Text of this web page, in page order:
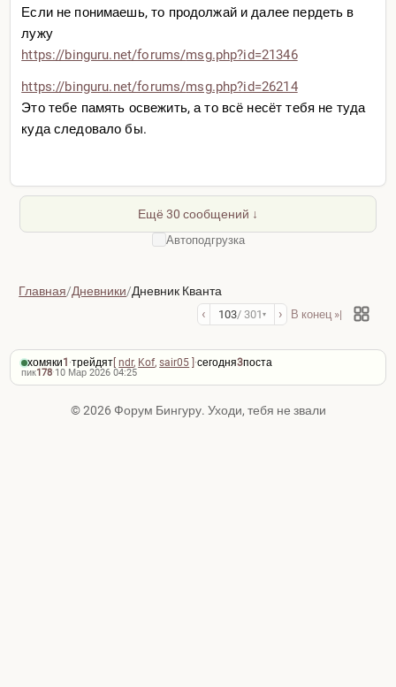
Если не понимаешь, то продолжай и далее пердеть в
лужу
https://binguru.net/forums/msg.php?id=21346
https://binguru.net/forums/msg.php?id=26214
Это тебе память освежить, а то всё несёт тебя не туда
куда следовало бы.
Ещё 30 сообщений ↓
Автоподгрузка
Главная/Дневники/Дневник Кванта
‹ 103/ 301 ▾ › В конец »|
хомяки1 ·трейдят [ndr, Kof,sair05 ·сегодня3поста
пик178·10 Мар 2026 04:25
© 2026 Форум Бингуру. Уходи, тебя не звали